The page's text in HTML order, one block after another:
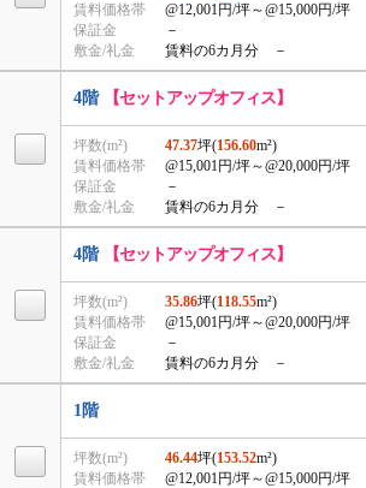
賃料価格帯
@12,001円/坪～@15,000円/坪
保証金
－
敷金/礼金
賃料の6カ月分 －
4階 【セットアップオフィス】
坪数(m²) 47.37坪(156.60m²)
賃料価格帯
@15,001円/坪～@20,000円/坪
保証金
－
敷金/礼金
賃料の6カ月分 －
4階 【セットアップオフィス】
坪数(m²) 35.86坪(118.55m²)
賃料価格帯
@15,001円/坪～@20,000円/坪
保証金
－
敷金/礼金
賃料の6カ月分 －
1階
坪数(m²) 46.44坪(153.52m²)
賃料価格帯
@12,001円/坪～@15,000円/坪